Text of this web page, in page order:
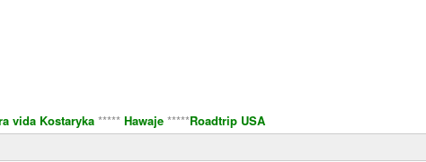
vida Kostaryka ***** Hawaje *****Roadtrip USA